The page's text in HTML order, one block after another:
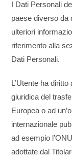
I Dati Personali
paese diverso da
ulteriori
riferimento alla
Dati Personali.
L’Utente ha
giuridica del
Europea o ad
internazionale
ad esempio
adottate dal